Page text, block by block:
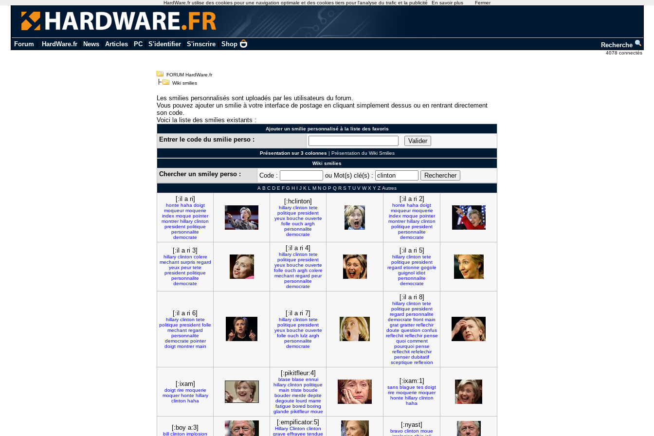
Forum HardWare.fr| News| Articles| PC| S'identifier| S'inscrire| Shop Recherche
4078 connectés
FORUM HardWare.fr
Wiki smilies
Les smilies personnalisés sont uploadés par les utilisateurs du forum.
Vous pouvez ajouter un smilie à votre interface de postage en cliquant simplement dessus ou en rentrant directement
son code.
Voici la liste des smilies existants :
Ajouter un smilie personnalisé à la liste des favoris
Entrer le code du smilie perso :
Présentation sur 3 colonnes | Présentation du Wiki Smilies
Wiki smilies
Chercher un smiley perso : Code : ou Mot(s) clé(s) :
A B C D E F G H I J K L M N O P Q R S T U V W X Y Z Autres
[:il a ri]
honte haha doigt
moqueur moquerie
index moque pointer
montrer hillary clinton
president politique
personnalite
democrate
[:hclinton]
hillary clinton tete
politique president
yeux bouche ouverte
folle ouch argh
personnalite
democrate
[:il a ri 2]
honte haha doigt
moqueur moquerie
index moque pointer
montrer hillary clinton
politique president
personnalite
democrate
[:il a ri 3]
hillary clinton colere
mechant surpris regard
yeux peur tete
president politique
personnalite
democrate
[:il a ri 4]
hillary clinton tete
politique president
yeux bouche ouverte
folle ouch argh colere
mechant regard peur
personnalite
democrate
[:il a ri 5]
hillary clinton tete
politique president
regard etonne gogole
guignol idiot
personnalite
democrate
[:il a ri 6]
hillary clinton tete
politique president folle
mechant regard
personnalite
democrate pointer
doigt montrer main
[:il a ri 7]
hillary clinton tete
politique president
yeux bouche ouverte
folle ouch lulz argh
personnalite
democrate
[:il a ri 8]
hillary clinton tete
politique president
regard personnalite
democrate front main
grat gratter reflechir
doute question confus
reflechit reflechir pense
quoi comment
pourquoi pense
reflechit refelechir
penser dubitatif
sceptique reflexion
[:ixam]
doigt rire moquerie
moquer honte hillary
clinton haha
[:pikitfleur:4]
blase blase ennui
hillary clinton politique
main triste boude
bouder merde depite
degoute lourd marre
fatigue bored boring
glande pikitfleur moue
[:ixam:1]
sans blague tes doigt
rire moquerie moquer
honte hillary clinton
haha
[:boy a:3]
bill clinton implosion
[:empificator:5]
Hillary Clinton clinton
grave effrayee tendue
[:nyast]
bravo clinton moue
HardWare.fr utilise des cookies pour une navigation optimale et des cookies tiers pour l'analyse du trafic et la publicité En savoir plus Fermer